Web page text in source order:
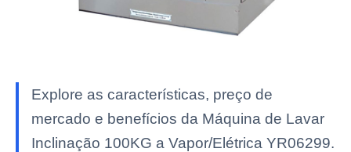
Explore as características, preço de
mercado e benefícios da Máquina de Lavar
Inclinação 100KG a Vapor/Elétrica YR06299.